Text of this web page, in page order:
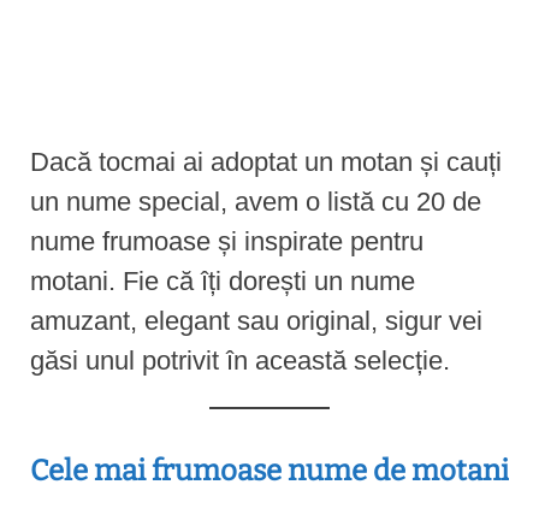
Dacă tocmai ai adoptat un motan și cauți
un nume special, avem o listă cu 20 de
nume frumoase și inspirate pentru
motani. Fie că îți dorești un nume
amuzant, elegant sau original, sigur vei
găsi unul potrivit în această selecție.
Cele mai frumoase nume de motani